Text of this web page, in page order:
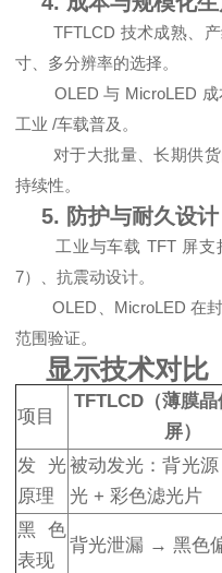
TFTLCD 技术成熟、产
寸、多分辨率的选择。
OLED 与 MicroLED 成
工业 /车载普及。
对于大批量、长期供货
持续性。
5. 防护与耐久设计
工业与车载 TFT 屏支
7）、抗震动设计。
OLED、MicroLED 在
范围验证。
显示技术对比
项目
TFTLCD（薄膜
屏）
发光
原理
被动发光：背光源
光 + 彩色滤光片
黑色
表现
背光泄漏 → 黑色